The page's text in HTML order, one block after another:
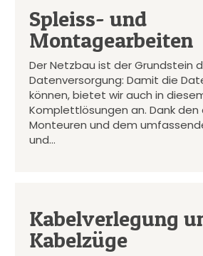
Spleiss- und
Montagearbeiten
Der Netzbau ist der Grundstein
Datenversorgung: Damit die
können, bietet wir auch in
Komplettlösungen an. Dank den
Monteuren und dem
und…
Kabelverlegung
Kabelzüge